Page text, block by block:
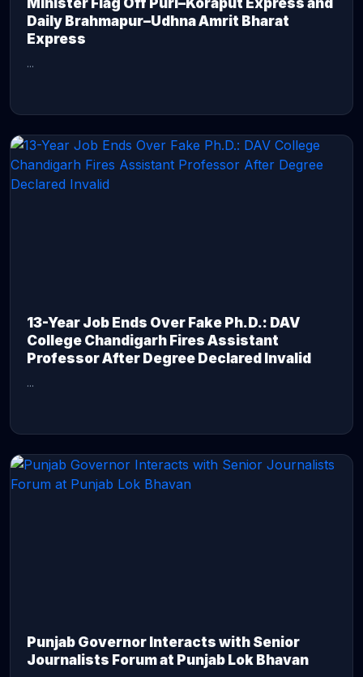
Minister Flag Off Puri–Koraput Express and
Daily Brahmapur–Udhna Amrit Bharat
Express
...
13-Year Job Ends Over Fake Ph.D.: DAV
College Chandigarh Fires Assistant
Professor After Degree Declared Invalid
...
Punjab Governor Interacts with Senior
Journalists Forum at Punjab Lok Bhavan